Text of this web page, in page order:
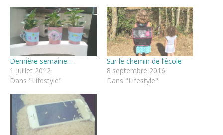
Dernière semaine…
1 juillet 2012
Dans "Lifestyle"
Sur le chemin de l’école
8 septembre 2016
Dans "Lifestyle"